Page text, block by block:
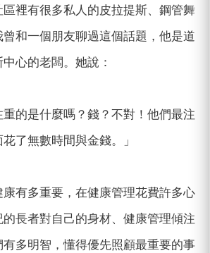
裡有很多私人的皮拉提斯、鋼管舞
和一個朋友聊過這個話題，他是道
心的老闆。她說：
重的是什麼嗎？錢？不對！他們最注
了無數時間與金錢。」
有多重要，在健康管理花費許多心
長者對自己的身材、健康管理傾注
多明智，懂得優先照顧最重要的事